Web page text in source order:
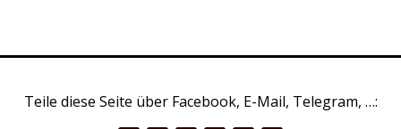
Teile diese Seite über Facebook, E-Mail, Telegram, …: